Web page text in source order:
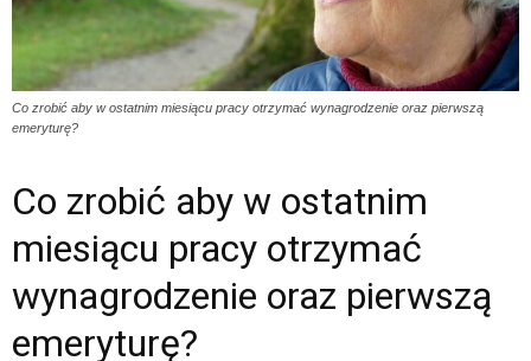
Co zrobić aby w ostatnim miesiącu pracy otrzymać wynagrodzenie oraz pierwszą
emeryturę?
Co zrobić aby w ostatnim
miesiącu pracy otrzymać
wynagrodzenie oraz pierwszą
emeryturę?